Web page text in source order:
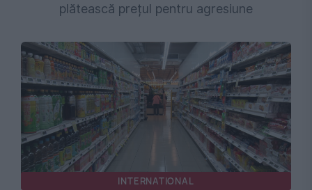
plătească prețul pentru agresiune
INTERNATIONAL